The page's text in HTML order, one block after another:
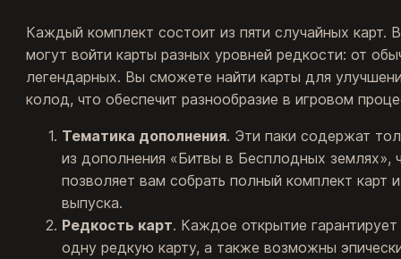
Каждый комплект состоит из пяти случайных карт.
могут войти карты разных уровней редкости: от
легендарных. Вы сможете найти карты для
колод, что обеспечит разнообразие в игровом
Тематика дополнения. Эти паки содержат
из дополнения «Битвы в Бесплодных землях»,
позволяет вам собрать полный комплект карт
выпуска.
Редкость карт. Каждое открытие
одну редкую карту, а также возможны